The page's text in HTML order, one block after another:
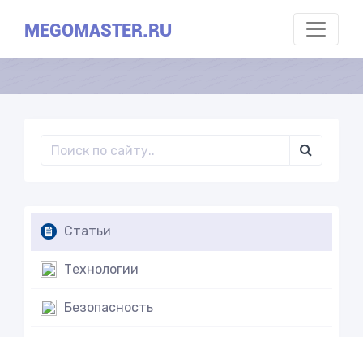
MEGOMASTER.RU
Статьи
Технологии
Безопасность